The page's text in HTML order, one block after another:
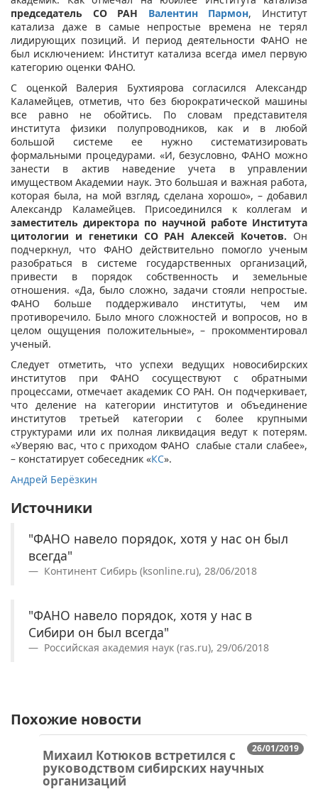
председатель СО РАН Валентин Пармон, Институт
катализа даже в самые непростые времена не терял
лидирующих позиций. И период деятельности ФАНО не
был исключением: Институт катализа всегда имел первую
категорию оценки ФАНО.
С оценкой Валерия Бухтиярова согласился Александр
Каламейцев, отметив, что без бюрократической машины
все равно не обойтись. По словам представителя
института физики полупроводников, как и в любой
большой системе ее нужно систематизировать
формальными процедурами. «И, безусловно, ФАНО можно
занести в актив наведение учета в управлении
имуществом Академии наук. Это большая и важная работа,
которая была, на мой взгляд, сделана хорошо», – добавил
Александр Каламейцев. Присоединился к коллегам и
заместитель директора по научной работе Института
цитологии и генетики СО РАН Алексей Кочетов. Он
подчеркнул, что ФАНО действительно помогло ученым
разобраться в системе государственных организаций,
привести в порядок собственность и земельные
отношения. «Да, было сложно, задачи стояли непростые.
ФАНО больше поддерживало институты, чем им
противоречило. Было много сложностей и вопросов, но в
целом ощущения положительные», – прокомментировал
ученый.
Следует отметить, что успехи ведущих новосибирских
институтов при ФАНО сосуществуют с обратными
процессами, отмечает академик СО РАН. Он подчеркивает,
что деление на категории институтов и объединение
институтов третьей категории с более крупными
структурами или их полная ликвидация ведут к потерям.
«Уверяю вас, что с приходом ФАНО слабые стали слабее»,
– констатирует собеседник «КС».
Андрей Берёзкин
Источники
"ФАНО навело порядок, хотя у нас он был
всегда"
Континент Сибирь (ksonline.ru), 28/06/2018
"ФАНО навело порядок, хотя у нас в
Сибири он был всегда"
Российская академия наук (ras.ru), 29/06/2018
Похожие новости
26/01/2019
Михаил Котюков встретился с
руководством сибирских научных
организаций